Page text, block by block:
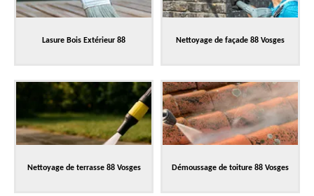
Lasure Bois Extérieur 88 Nettoyage de façade 88 Vosges
Nettoyage de terrasse 88 Vosges Démoussage de toiture 88 Vosges